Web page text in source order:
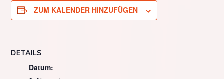
ZUM KALENDER HINZUFÜGEN
DETAILS
Datum: